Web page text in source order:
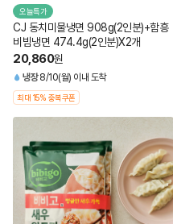
오늘특가
CJ 동치미물냉면 908g(2인분)+함흥
비빔냉면 474.4g(2인분)X2개
20,860원
냉장 8/10(월) 이내 도착
최대 15% 중복쿠폰